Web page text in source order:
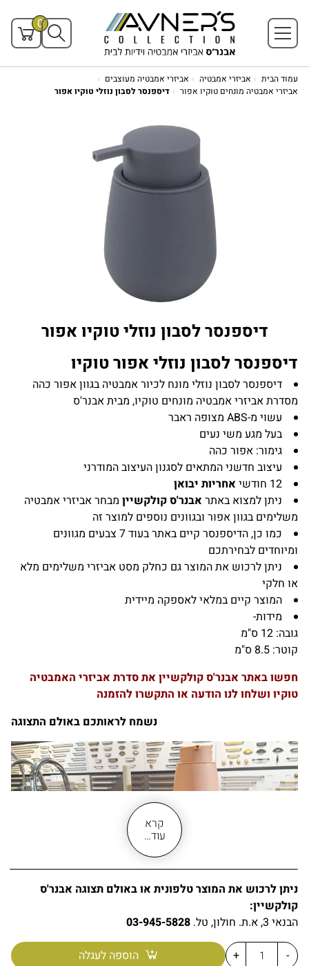
0
עמוד הבית אביזרי אמבטיה
אביזרי אמבטיה מעוצבים
אביזרי אמבטיה מונחים טוקיו אפור
דיספנסר לסבון נוזלי טוקיו אפור
דיספנסר לסבון נוזלי טוקיו אפור
דיספנסר לסבון נוזלי אפור טוקיו
דיספנסר לסבון נוזלי מונח לכיור אמבטיה בגוון אפור כהה
מסדרת אביזרי אמבטיה מונחים טוקיו, מבית אבנר'ס
עשוי מ-ABS מצופה ראבר
בעל מגע משי נעים
גימור: אפור כהה
עיצוב חדשני המתאים לסגנון העיצוב המודרני
12 חודשי
אחריות יבואן
ניתן למצוא באתר אבנר'ס קולקשיין מבחר אביזרי אמבטיה
משלימים בגוון אפור ובגוונים נוספים למוצר זה
כמו כן, הדיספנסר קיים באתר בעוד 7 צבעים מגוונים
ומיוחדים לבחירתכם
ניתן לרכוש את המוצר גם כחלק מסט אביזרי משלימים מלא
או חלקי
המוצר קיים במלאי לאספקה מיידית
מידות-
גובה: 12 ס"מ
קוטר: 8.5 ס"מ
חפשו באתר אבנר'ס קולקשיין את סדרת אביזרי האמבטיה
טוקיו ושלחו לנו הודעה או התקשרו להזמנה
נשמח לראותכם באולם התצוגה
קרא
עוד…
ניתן לרכוש את המוצר טלפונית או באולם תצוגה אבנר'ס
קולקשיין:
הבנאי 3, א.ת. חולון, טל.
03-945-5828
-
+ הוספה לעגלה